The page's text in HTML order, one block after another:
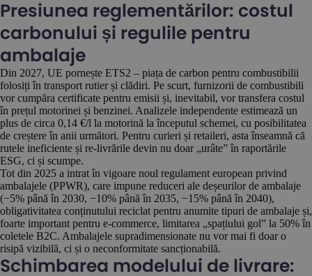
Presiunea reglementărilor: costul
carbonului și regulile pentru
ambalaje
Din 2027, UE pornește ETS2 – piața de carbon pentru combustibilii
folosiți în transport rutier și clădiri. Pe scurt, furnizorii de combustibili
vor cumpăra certificate pentru emisii și, inevitabil, vor transfera costul
în prețul motorinei și benzinei. Analizele independente estimează un
plus de circa 0,14 €/l la motorină la începutul schemei, cu posibilitatea
de creștere în anii următori. Pentru curieri și retaileri, asta înseamnă că
rutele ineficiente și re-livrările devin nu doar „urâte” în raportările
ESG, ci și scumpe.
Tot din 2025 a intrat în vigoare noul regulament european privind
ambalajele (PPWR), care impune reduceri ale deșeurilor de ambalaje
(−5% până în 2030, −10% până în 2035, −15% până în 2040),
obligativitatea conținutului reciclat pentru anumite tipuri de ambalaje și,
foarte important pentru e-commerce, limitarea „spațiului gol” la 50% în
coletele B2C. Ambalajele supradimensionate nu vor mai fi doar o
risipă vizibilă, ci și o neconformitate sancționabilă.
Schimbarea modelului de livrare: